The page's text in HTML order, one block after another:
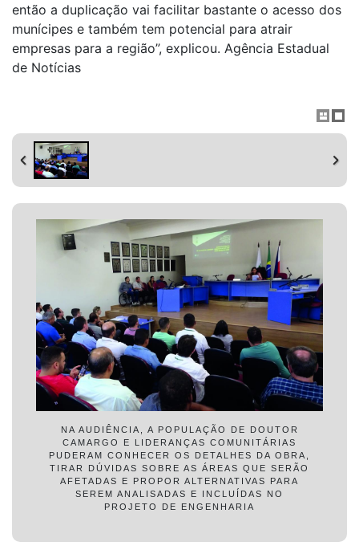
então a duplicação vai facilitar bastante o acesso dos
munícipes e também tem potencial para atrair
empresas para a região”, explicou. Agência Estadual
de Notícias
NA AUDIÊNCIA, A POPULAÇÃO DE DOUTOR
CAMARGO E LIDERANÇAS COMUNITÁRIAS
PUDERAM CONHECER OS DETALHES DA OBRA,
TIRAR DÚVIDAS SOBRE AS ÁREAS QUE SERÃO
AFETADAS E PROPOR ALTERNATIVAS PARA
SEREM ANALISADAS E INCLUÍDAS NO
PROJETO DE ENGENHARIA